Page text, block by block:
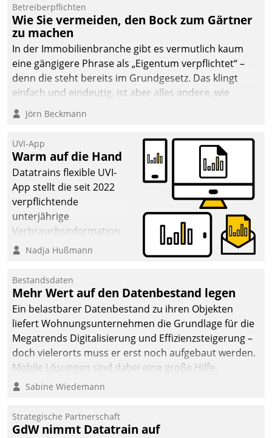
Betreiberpflichten
Wie Sie vermeiden, den Bock zum Gärtner
zu machen
In der Immobilienbranche gibt es vermutlich kaum
eine gängigere Phrase als „Eigentum verpflichtet“ –
denn die steht bereits im Grundgesetz. Das klingt
einfach und eindeutig, ist aber alles andere, wie
Branchenbeschäftigte wissen. Denn mit der
Verantwortung folgen Verpflichtungen.
Jörn Beckmann
UVI-App
Warm auf die Hand
Datatrains flexible UVI-
App stellt die seit 2022
verpflichtende
unterjährige
Verbrauchsinformation
schnell, zuverlässig und
Die monatlichen
Mitteilungen zum
Heizungs- und
Wasserverbrauch gehen
automatisiert, vollständig
und auf Wunsch über
mehrere zuvor
Kommunikationswege bei
Nadja Hußmann
Bestandsdaten
Mehr Wert auf den Datenbestand legen
Ein belastbarer Datenbestand zu ihren Objekten
liefert Wohnungsunternehmen die Grundlage für die
Megatrends Digitalisierung und Effizienzsteigerung –
doch vielerorts muss er erst noch aufgebaut werden.
Mobile Lösungen sind dabei eine große Hilfe.
Sabine Wiedemann
Strategische Partnerschaft
GdW nimmt Datatrain auf